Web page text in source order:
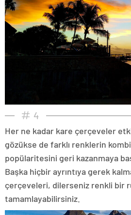
4
Her ne kadar kare çerçeveler
gözükse de farklı renklerin
popülaritesini geri kazanmaya
Başka hiçbir ayrıntıya gerek
çerçeveleri, dilerseniz renkli bir
tamamlayabilirsiniz.